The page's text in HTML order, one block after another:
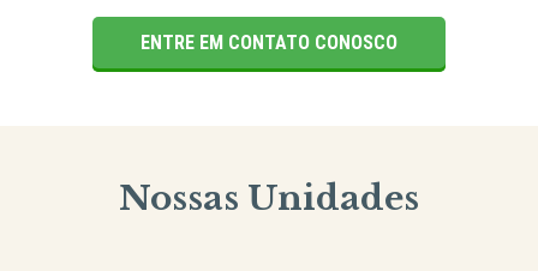
ENTRE EM CONTATO CONOSCO
Nossas Unidades